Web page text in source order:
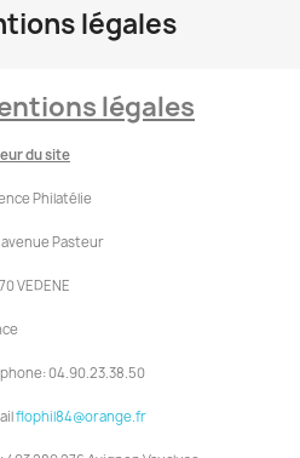
légales
légales
du site
Philatélie
Pasteur
VEDENE
04.90.23.38.50
flophil84@orange.fr